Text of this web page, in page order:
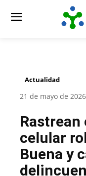
Actualidad
21 de mayo de 2026
Rastrean
celular
Buena y